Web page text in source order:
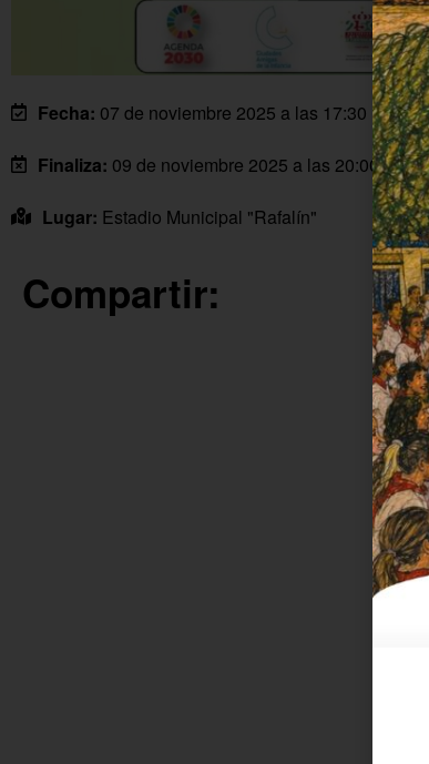
Fecha: 07 de noviembre 2025 a las 17:30 horas
Finaliza: 09 de noviembre 2025 a las 20:00 horas
Lugar: Estadio Municipal "Rafalín"
Compartir: